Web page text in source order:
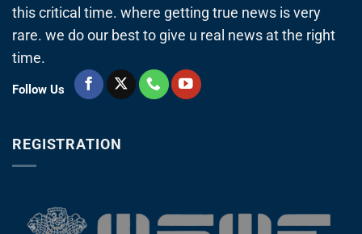
this critical time. where getting true news is very
rare. we do our best to give u real news at the right
time.
Follow Us
REGISTRATION